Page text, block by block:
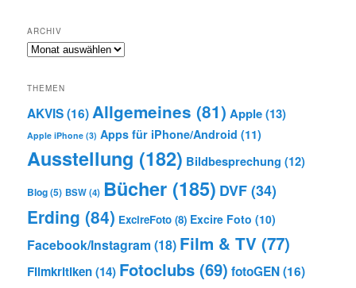
ARCHIV
Archiv
THEMEN
AKVIS(16)Allgemeines (81) Apple(13)
Apple iPhone (3) Apps für iPhone/Android (11)
Ausstellung (182) Bildbesprechung (12)
Blog(5) BSW(4) Bücher (185) DVF (34)
Erding (84) ExcireFoto (8) Excire Foto (10)
Facebook/Instagram (18) Film & TV (77)
Filmkritiken(14) Fotoclubs (69) fotoGEN(16)